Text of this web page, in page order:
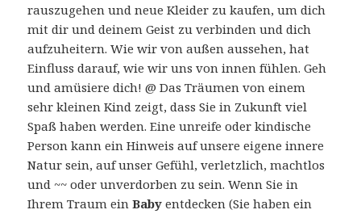
rauszugehen und neue Kleider zu kaufen, um dich
mit dir und deinem Geist zu verbinden und dich
aufzuheitern. Wie wir von außen aussehen, hat
Einfluss darauf, wie wir uns von innen fühlen. Geh
und amüsiere dich! @ Das Träumen von einem
sehr kleinen Kind zeigt, dass Sie in Zukunft viel
Spaß haben werden. Eine unreife oder kindische
Person kann ein Hinweis auf unsere eigene innere
Natur sein, auf unser Gefühl, verletzlich, machtlos
und ~~ oder unverdorben zu sein. Wenn Sie in
Ihrem Traum einBaby entdecken (Sie haben ein